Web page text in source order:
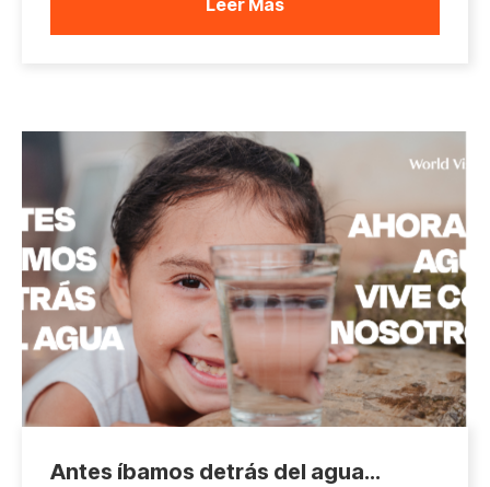
Leer Más
Antes íbamos detrás del agua…